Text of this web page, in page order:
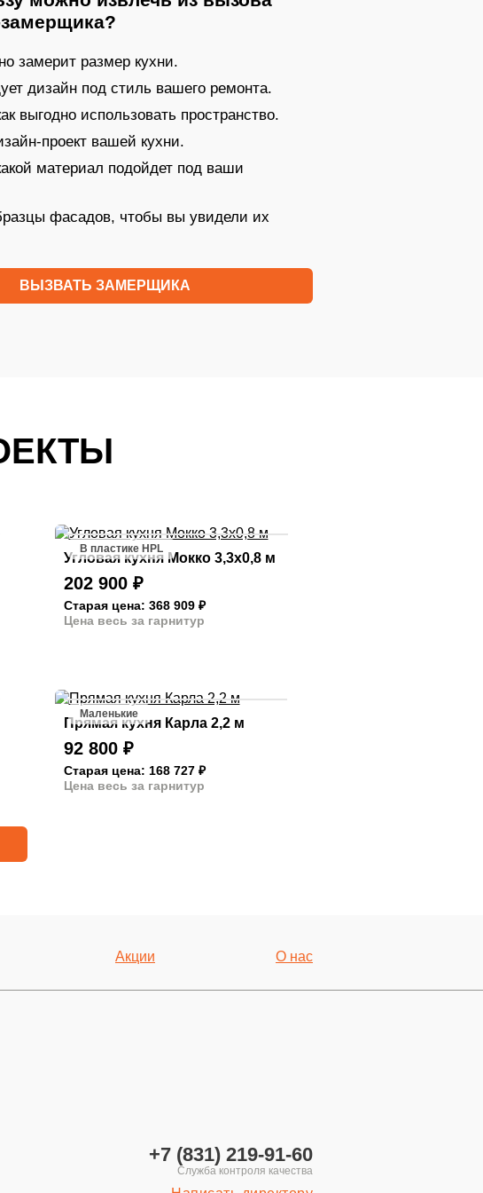
замерит размер кухни.
дизайн под стиль вашего ремонта.
выгодно использовать пространство.
проект вашей кухни.
материал подойдет под ваши
фасадов, чтобы вы увидели их
ВЫЗВАТЬ ЗАМЕРЩИКА
В пластике HPL
Угловая кухня Мокко 3,3х0,8 м
202 900 ₽
Старая цена: 368 909 ₽
Цена весь за гарнитур
Маленькие
Прямая кухня Карла 2,2 м
92 800 ₽
Старая цена: 168 727 ₽
Цена весь за гарнитур
Акции О нас
+7 (831) 219-91-60